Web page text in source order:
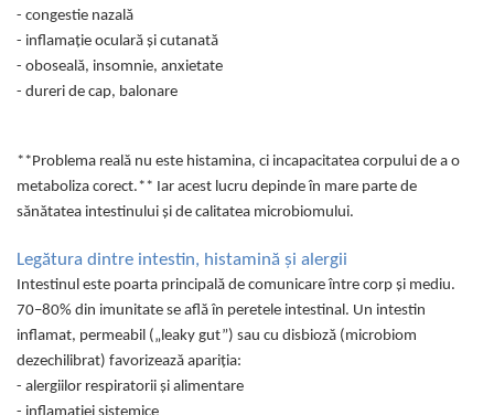
Scruburi
Protecție Solară
Creme SPF față
Creme SPF corp
Uleiuri bronzare
After Sun
Acceleratoare bronz
Deodorante
Mâini și Unghii
Creme mâini
Tratamente unghii
Cosmetice coreene
L-Glutamina
Lecitina
Maca
Miere de Manuka
MSM
Multivitamine
Omega
Palmier pitic
Probiotice
Proteine din zer (Whey Protein)
Quercetin
- congestie nazală
- inflamație oculară și cutanată
- oboseală, insomnie, anxietate
- dureri de cap, balonare
**Problema reală nu este histamina, ci incapacitatea corpului de a o
metaboliza corect.** Iar acest lucru depinde în mare parte de
sănătatea intestinului și de calitatea microbiomului.
Legătura dintre intestin, histamină și alergii
Intestinul este poarta principală de comunicare între corp și mediu.
70–80% din imunitate se află în peretele intestinal. Un intestin
inflamat, permeabil („leaky gut”) sau cu disbioză (microbiom
dezechilibrat) favorizează apariția:
- alergiilor respiratorii și alimentare